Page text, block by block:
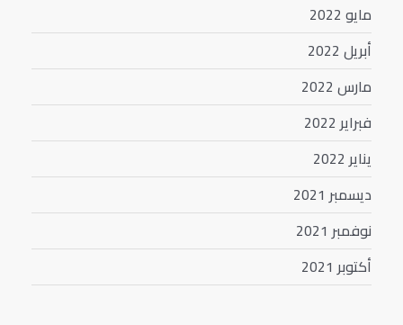
مايو 2022
أبريل 2022
مارس 2022
فبراير 2022
يناير 2022
ديسمبر 2021
نوفمبر 2021
أكتوبر 2021